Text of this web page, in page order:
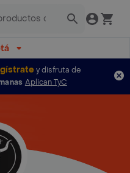
y disfruta de
Aplican TyC